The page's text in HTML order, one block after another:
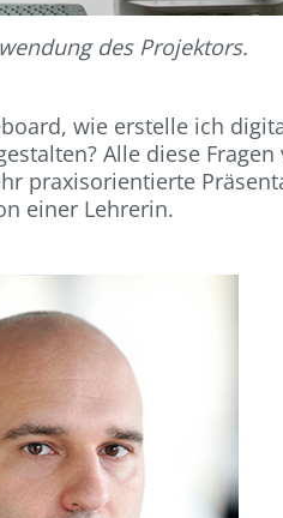
des Projektors.
wie erstelle ich
Alle diese
praxisorientierte
einer Lehrerin.